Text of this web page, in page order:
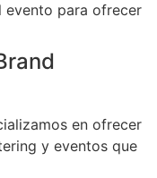
evento para ofrecer
en ofrecer
y eventos que